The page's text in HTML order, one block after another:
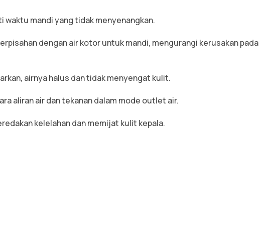
waktu mandi yang tidak menyenangkan.
dengan air kotor untuk mandi, mengurangi kerusakan pada
airnya halus dan tidak menyengat kulit.
aliran air dan tekanan dalam mode outlet air.
kelelahan dan memijat kulit kepala.